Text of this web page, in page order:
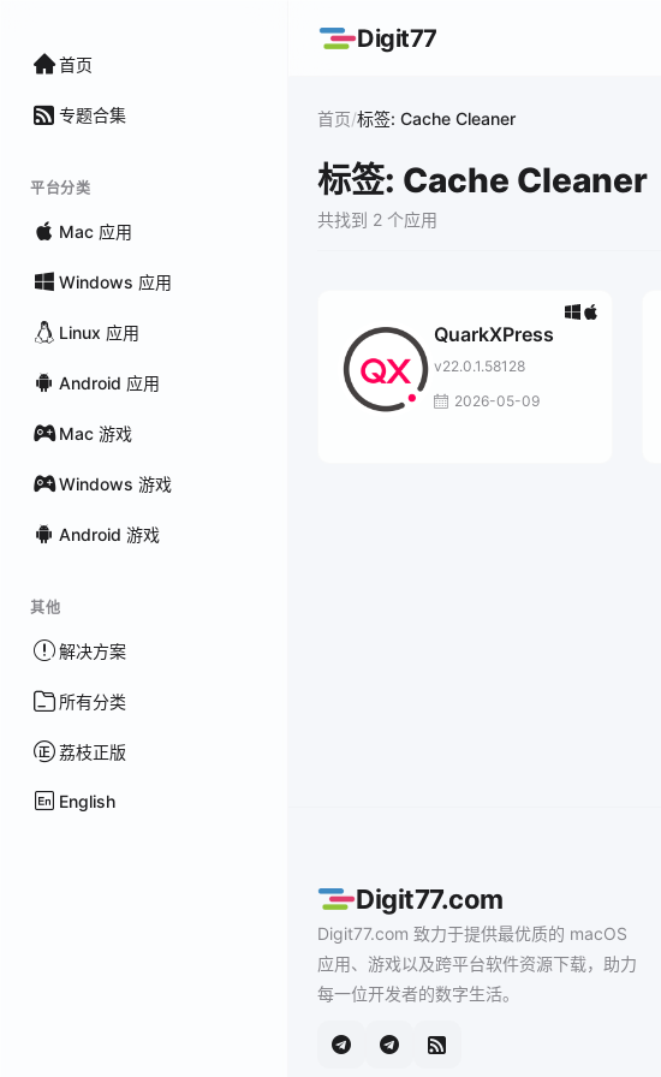
首页
专题合集
平台分类
Mac 应用
Windows 应用
Linux 应用
Android 应用
Mac 游戏
Windows 游戏
Android 游戏
其他
解决方案
所有分类
荔枝正版
English
Digit77
首页/标签: Cache Cleaner
标签: Cache Cleaner
共找到 2 个应用
QuarkXPress
v22.0.1.58128
2026-05-09
Digit77.com
Digit77.com 致力于提供最优质的 macOS
应用、游戏以及跨平台软件资源下载，助力
每一位开发者的数字生活。